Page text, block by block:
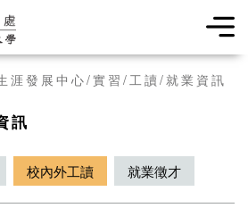
涯發展中心 實習/工讀/就業資訊
訊
校內外工讀 就業徵才